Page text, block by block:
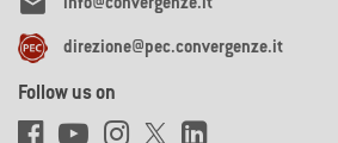
info@convergenze.it
direzione@pec.convergenze.it
Follow us on